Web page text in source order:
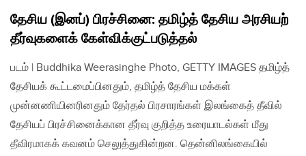
தேசிய (இனப்) பிரச்சினை: தமிழ்த் தேசிய அரசியற்
தீர்வுகளைக் கேள்விக்குட்படுத்தல்
படம் | Buddhika Weerasinghe Photo, GETTY IMAGES தமிழ்த்
தேசியக் கூட்டமைப்பினதும், தமிழ்த் தேசிய மக்கள்
முன்னணியினரினதும் தேர்தல் பிரசாரங்கள் இலங்கைத் தீவில்
தேசியப் பிரச்சினைக்கான தீர்வு குறித்த உரையாடல்கள் மீது
தீவிரமாகக் கவனம் செலுத்துகின்றன. தென்னிலங்கையில்